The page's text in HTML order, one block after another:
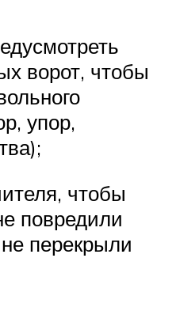
ворот, чтобы
упор,
чтобы
повредили
перекрыли